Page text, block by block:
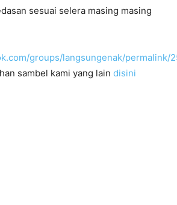
sesuai selera masing masing
groups/langsungenak/permalink/
sambel kami yang lain disini